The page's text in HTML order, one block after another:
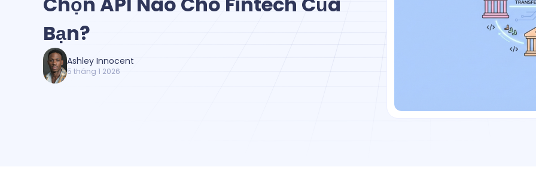
Bạn?
Ashley Innocent
5 tháng 1 2026